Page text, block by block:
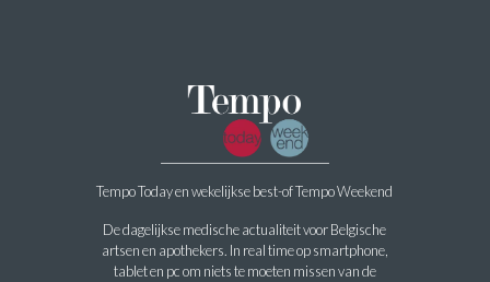
Tempo Today en wekelijkse best-of Tempo Weekend
De dagelijkse medische actualiteit voor Belgische
artsen en apothekers. In real time op smartphone,
tablet en pc om niets te moeten missen van de